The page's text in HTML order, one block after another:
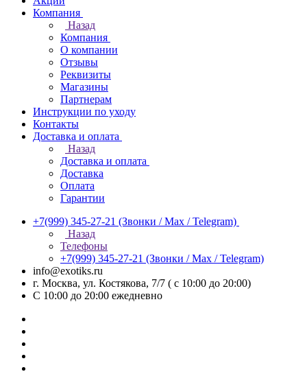
Компания
Назад
Компания
О компании
Отзывы
Реквизиты
Магазины
Партнерам
Инструкции по уходу
Контакты
Доставка и оплата
Назад
Доставка и оплата
Доставка
Оплата
Гарантии
+7(999) 345-27-21 (Звонки / Max / Telegram)
Назад
Телефоны
+7(999) 345-27-21 (Звонки / Max / Telegram)
info@exotiks.ru
г. Москва, ул. Костякова, 7/7 ( с 10:00 до 20:00)
С 10:00 до 20:00 ежедневно